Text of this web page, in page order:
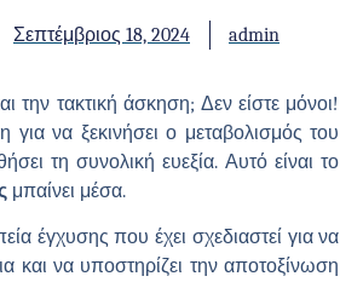
Σεπτέμβριος 18, 2024 admin
την τακτική άσκηση; Δεν είστε μόνοι!
να ξεκινήσει ο μεταβολισμός του
τη συνολική ευεξία. Αυτό είναι το
μπαίνει μέσα.
έγχυσης που έχει σχεδιαστεί για να
και να υποστηρίζει την αποτοξίνωση